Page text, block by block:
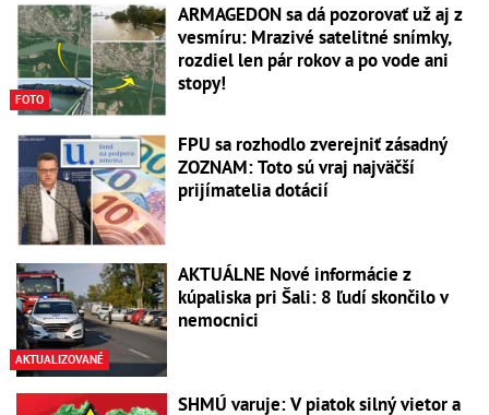
FOTO
ARMAGEDON sa dá pozorovať už aj z
vesmíru: Mrazivé satelitné snímky,
rozdiel len pár rokov a po vode ani
stopy!
FPU sa rozhodlo zverejniť zásadný
ZOZNAM: Toto sú vraj najväčší
prijímatelia dotácií
AKTUALIZOVANÉ
AKTUÁLNE Nové informácie z
kúpaliska pri Šali: 8 ľudí skončilo v
nemocnici
SHMÚ varuje: V piatok silný vietor a